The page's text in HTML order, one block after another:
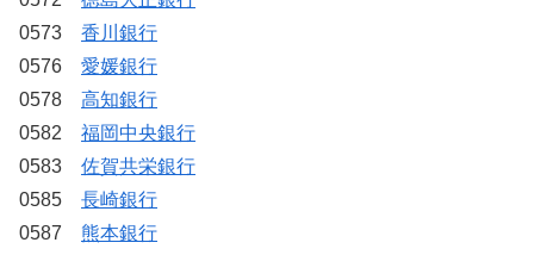
0573 香川銀行
0576 愛媛銀行
0578 高知銀行
0582 福岡中央銀行
0583 佐賀共栄銀行
0585 長崎銀行
0587 熊本銀行